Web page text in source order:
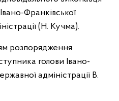
Франківської
(Н. Кучма).
розпорядження
голови Івано-
адміністрації В.